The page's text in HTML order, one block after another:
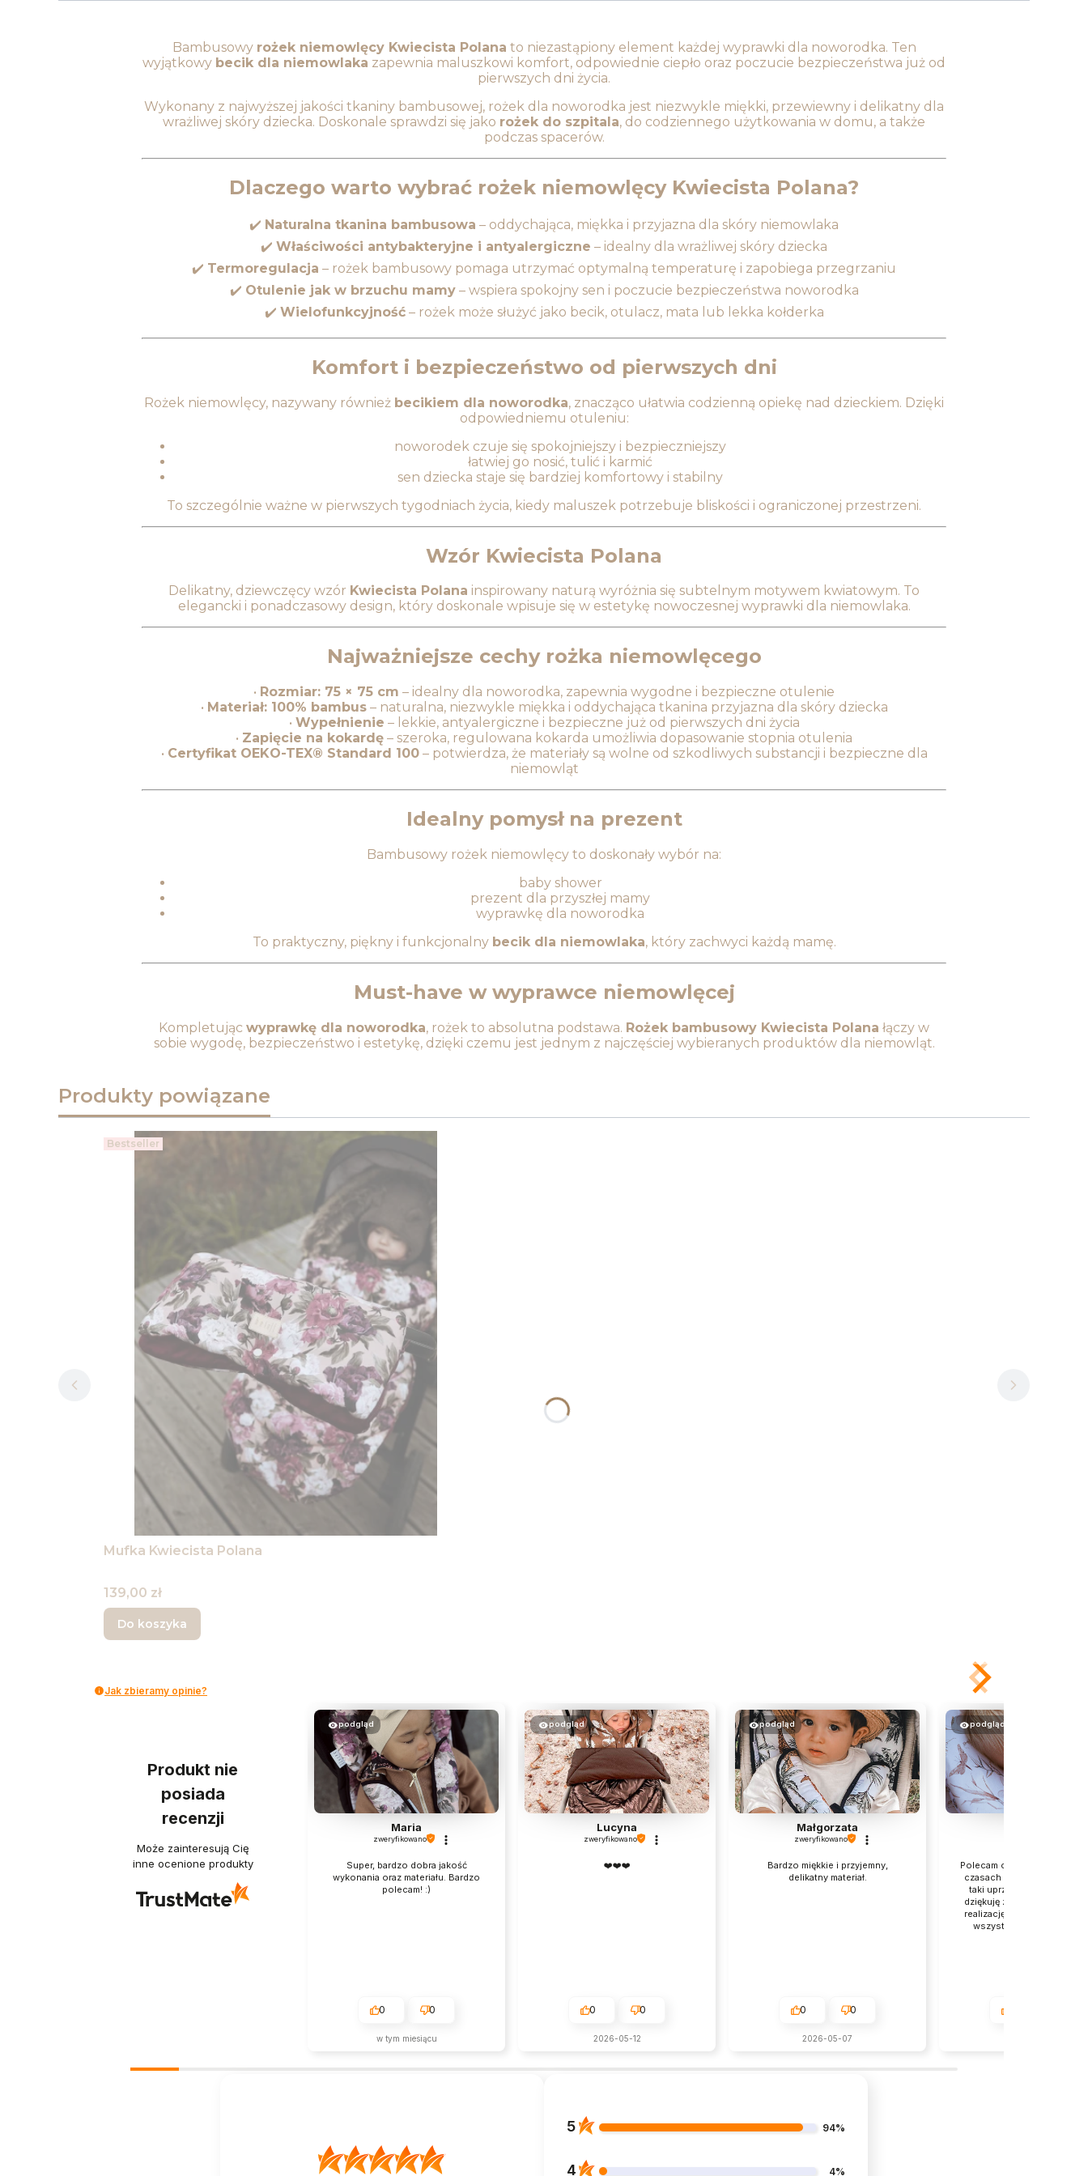
Bambusowy rożek niemowlęcy Kwiecista Polana to niezastąpiony element każdej wyprawki dla noworodka. Ten
wyjątkowy becik dla niemowlaka zapewnia maluszkowi komfort, odpowiednie ciepło oraz poczucie bezpieczeństwa już od
pierwszych dni życia.
Wykonany z najwyższej jakości tkaniny bambusowej, rożek dla noworodka jest niezwykle miękki, przewiewny i delikatny dla
wrażliwej skóry dziecka. Doskonale sprawdzi się jako rożek do szpitala, do codziennego użytkowania w domu, a także
podczas spacerów.
Dlaczego warto wybrać rożek niemowlęcy Kwiecista Polana?
✔️ Naturalna tkanina bambusowa – oddychająca, miękka i przyjazna dla skóry niemowlaka
✔️ Właściwości antybakteryjne i antyalergiczne – idealny dla wrażliwej skóry dziecka
✔️ Termoregulacja – rożek bambusowy pomaga utrzymać optymalną temperaturę i zapobiega przegrzaniu
✔️ Otulenie jak w brzuchu mamy– wspiera spokojny sen i poczucie bezpieczeństwa noworodka
✔️ Wielofunkcyjność– rożek może służyć jako becik, otulacz, mata lub lekka kołderka
Komfort i bezpieczeństwo od pierwszych dni
Rożek niemowlęcy, nazywany również becikiem dla noworodka, znacząco ułatwia codzienną opiekę nad dzieckiem. Dzięki
odpowiedniemu otuleniu:
noworodek czuje się spokojniejszy i bezpieczniejszy
łatwiej go nosić, tulić i karmić
sen dziecka staje się bardziej komfortowy i stabilny
To szczególnie ważne w pierwszych tygodniach życia, kiedy maluszek potrzebuje bliskości i ograniczonej przestrzeni.
Wzór Kwiecista Polana
Delikatny, dziewczęcy wzór Kwiecista Polana inspirowany naturą wyróżnia się subtelnym motywem kwiatowym. To
elegancki i ponadczasowy design, który doskonale wpisuje się w estetykę nowoczesnej wyprawki dla niemowlaka.
Najważniejsze cechy rożka niemowlęcego
• Rozmiar: 75 × 75 cm – idealny dla noworodka, zapewnia wygodne i bezpieczne otulenie
• Materiał: 100% bambus– naturalna, niezwykle miękka i oddychająca tkanina przyjazna dla skóry dziecka
• Wypełnienie – lekkie, antyalergiczne i bezpieczne już od pierwszych dni życia
• Zapięcie na kokardę – szeroka, regulowana kokarda umożliwia dopasowanie stopnia otulenia
• Certyfikat OEKO-TEX® Standard 100– potwierdza, że materiały są wolne od szkodliwych substancji i bezpieczne dla
niemowląt
Idealny pomysł na prezent
Bambusowy rożek niemowlęcy to doskonały wybór na:
baby shower
prezent dla przyszłej mamy
wyprawkę dla noworodka
To praktyczny, piękny i funkcjonalny becik dla niemowlaka, który zachwyci każdą mamę.
Must-have w wyprawce niemowlęcej
Kompletując wyprawkę dla noworodka, rożek to absolutna podstawa. Rożek bambusowy Kwiecista Polana łączy w
sobie wygodę, bezpieczeństwo i estetykę, dzięki czemu jest jednym z najczęściej wybieranych produktów dla niemowląt.
Produkty powiązane
Bestseller
Mufka Kwiecista Polana
Cena
139,00 zł
Do koszyka
Jak zbieramy opinie?
Produkt nie
posiada
recenzji
Może zainteresują Cię
inne ocenione produkty
podgląd
Maria
zweryfikowano
Super, bardzo dobra jakość
wykonania oraz materiału. Bardzo
polecam! :)
0 0
w tym miesiącu
podgląd
Lucyna
zweryfikowano
❤️❤️❤️
0 0
2026-05-12
podgląd
Małgorzata
zweryfikowano
Bardzo miękkie i przyjemny,
delikatny materiał.
0 0
2026-05-07
podgląd
Polecam ogromnie. W
czasach to rzadkość, że
taki uprzejmy i uczynny.
dziękuję za pomoc i super
realizację zamówienia. W
wszystko co zamówione
5 94%
4 4%